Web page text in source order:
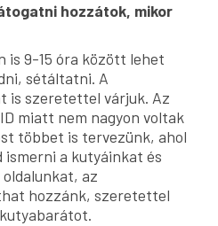
hozzátok, mikor
is 9-15 óra között lehet
sétáltatni. A
is szeretettel várjuk. Az
miatt nem nagyon voltak
többet is tervezünk, ahol
a kutyáinkat és
az
hozzánk, szeretettel